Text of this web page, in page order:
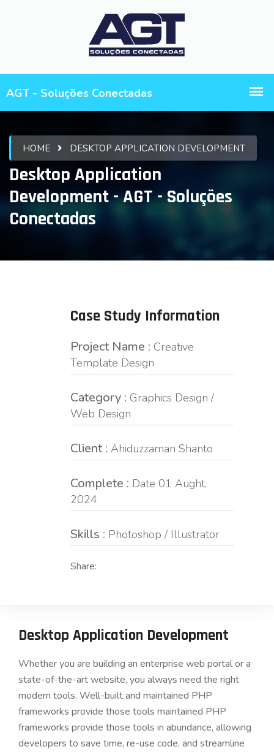
HOME DESKTOP APPLICATION DEVELOPMENT
Desktop Application
Development - AGT - Soluções
Conectadas
Case Study Information
Project Name : Creative
Template Design
Category : Graphics Design /
Web Design
Client : Ahiduzzaman Shanto
Complete : Date 01 Aught,
2024
Skills : Photoshop / Illustrator
Share:
Desktop Application Development
Whether you are building an enterprise web portal or a
state-of-the-art website, you always need the right
modern tools. Well-built and maintained PHP
frameworks provide those tools maintained PHP
frameworks provide those tools in abundance, allowing
developers to save time, re-use code, and streamline